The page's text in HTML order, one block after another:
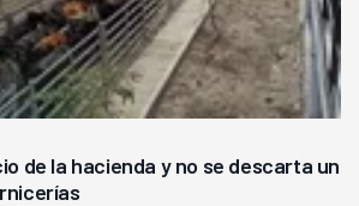
de la hacienda y no se descarta un